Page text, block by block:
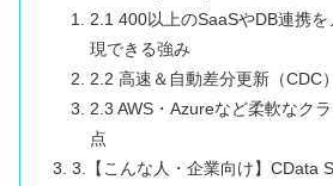
2.1 400以上のSaaSやDB連携
現できる強み
2.2 高速＆自動差分更新（CDC
2.3 AWS・Azureなど柔軟なク
点
3.【こんな人・企業向け】CData